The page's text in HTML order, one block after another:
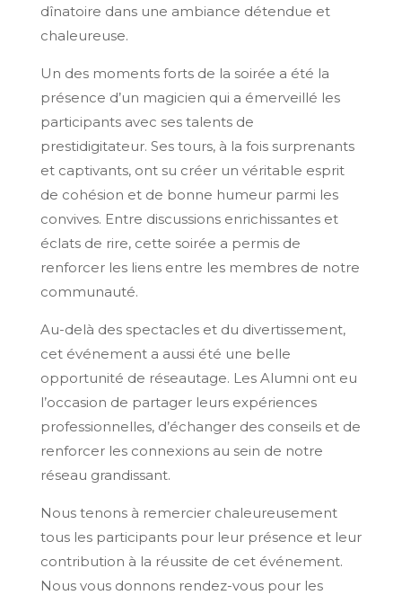
dînatoire dans une ambiance détendue et
chaleureuse.
Un des moments forts de la soirée a été la
présence d’un magicien qui a émerveillé les
participants avec ses talents de
prestidigitateur. Ses tours, à la fois surprenants
et captivants, ont su créer un véritable esprit
de cohésion et de bonne humeur parmi les
convives. Entre discussions enrichissantes et
éclats de rire, cette soirée a permis de
renforcer les liens entre les membres de notre
communauté.
Au-delà des spectacles et du divertissement,
cet événement a aussi été une belle
opportunité de réseautage. Les Alumni ont eu
l’occasion de partager leurs expériences
professionnelles, d’échanger des conseils et de
renforcer les connexions au sein de notre
réseau grandissant.
Nous tenons à remercier chaleureusement
tous les participants pour leur présence et leur
contribution à la réussite de cet événement.
Nous vous donnons rendez-vous pour les